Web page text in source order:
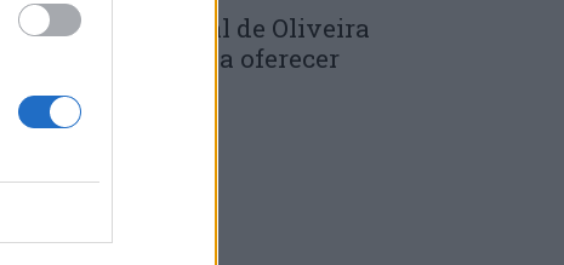
Câmara Municipal de Oliveira
do Hospital volta a oferecer
cadernos de...
30 DE JULHO, 2026